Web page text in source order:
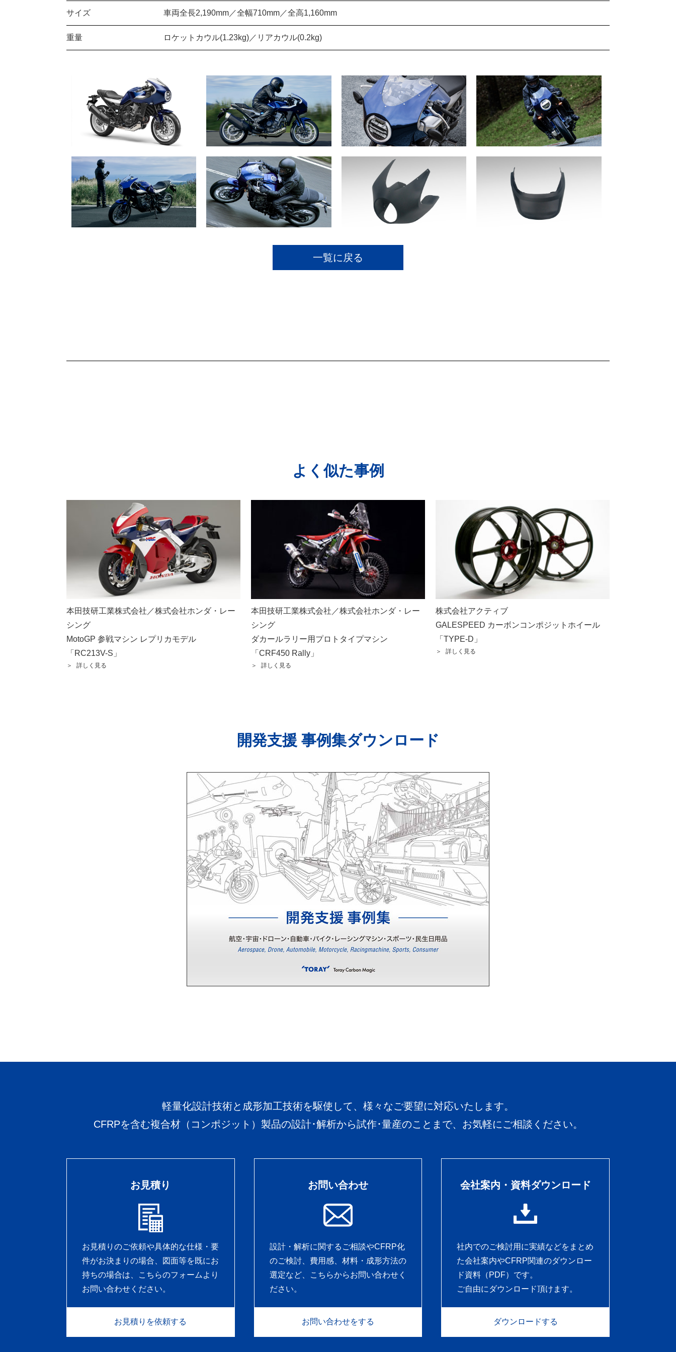
サイズ 車両全長2,190mm／全幅710mm／全高1,160mm
重量 ロケットカウル(1.23kg)／リアカウル(0.2kg)
一覧に戻る
よく似た事例
本田技研工業株式会社／株式会社ホンダ・レー
シング
MotoGP 参戦マシン レプリカモデル
「RC213V-S」
詳しく見る
本田技研工業株式会社／株式会社ホンダ・レー
シング
ダカールラリー用プロトタイプマシン
「CRF450 Rally」
詳しく見る
株式会社アクティブ
GALESPEED カーボンコンポジットホイール
「TYPE-D」
詳しく見る
開発支援 事例集ダウンロード
軽量化設計技術と成形加工技術を駆使して、様々なご要望に対応いたします。
CFRPを含む複合材（コンポジット）製品の設計･解析から試作･量産のことまで、お気軽にご相談ください。
お見積り
お見積りのご依頼や具体的な仕様・要
件がお決まりの場合、図面等を既にお
持ちの場合は、こちらのフォームより
お問い合わせください。
お見積りを依頼する
お問い合わせ
設計・解析に関するご相談やCFRP化
のご検討、費用感、材料・成形方法の
選定など、こちらからお問い合わせく
ださい。
お問い合わせをする
会社案内・資料ダウンロード
社内でのご検討用に実績などをまとめ
た会社案内やCFRP関連のダウンロー
ド資料（PDF）です。
ご自由にダウンロード頂けます。
ダウンロードする